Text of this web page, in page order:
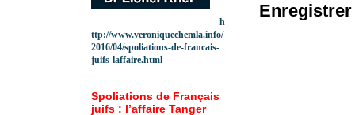
h
ttp://www.veroniquechemla.info/
2016/04/spoliations-de-francais-
juifs-laffaire.html
Spoliations de Français
juifs : l’affaire Tanger